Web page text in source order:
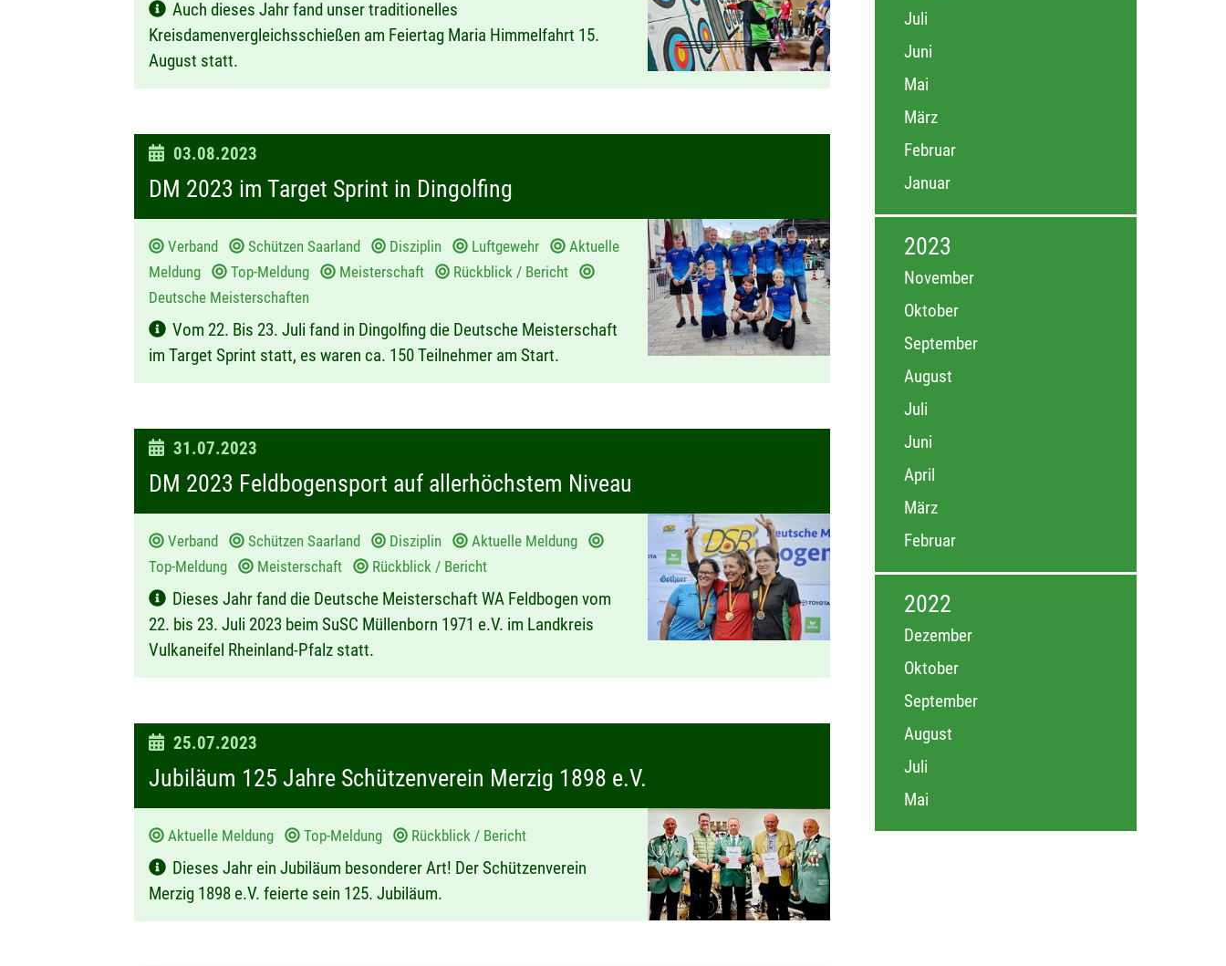
:Auch dieses Jahr fand unser traditionelles
Kreisdamenvergleichsschießen am Feiertag Maria Himmelfahrt 15.
August statt.
D
a
t
m
:
03.08.2023
DM 2023 im Target Sprint in Dingolfing
Verband Schützen Saarland Disziplin Luftgewehr
Aktuelle
Meldung
Top-Meldung Meisterschaft
Rückblick / Bericht
Deutsche Meisterschaften
Vom 22. Bis 23. Juli fand in Dingolfing die Deutsche Meisterschaft
im Target Sprint statt, es waren ca. 150 Teilnehmer am Start.
D
a
t
m
:
31.07.2023
DM 2023 Feldbogensport auf allerhöchstem Niveau
Verband Schützen Saarland Disziplin
Aktuelle Meldung
Top-Meldung
Meisterschaft Rückblick / Bericht
Dieses Jahr fand die Deutsche Meisterschaft WA Feldbogen vom
22. bis 23. Juli 2023 beim SuSC Müllenborn 1971 e.V. im Landkreis
Vulkaneifel Rheinland-Pfalz statt.
D
a
t
m
25.07.2023
Jubiläum 125 Jahre Schützenverein Merzig 1898 e.V.
Aktuelle Meldung Top-Meldung Rückblick / Bericht
Dieses Jahr ein Jubiläum besonderer Art! Der Schützenverein
Merzig 1898 e.V. feierte sein 125. Jubiläum.
Juli
Juni
Mai
März
Februar
Januar
2023
November
Oktober
September
August
Juli
Juni
April
März
Februar
2022
Dezember
Oktober
September
August
Juli
Mai